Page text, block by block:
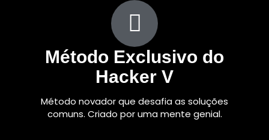
Método Exclusivo do
Hacker V
Método novador que desafia as soluções
comuns. Criado por uma mente genial.